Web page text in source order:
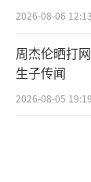
2026-08-06
周杰伦晒打
生子传闻
2026-08-05